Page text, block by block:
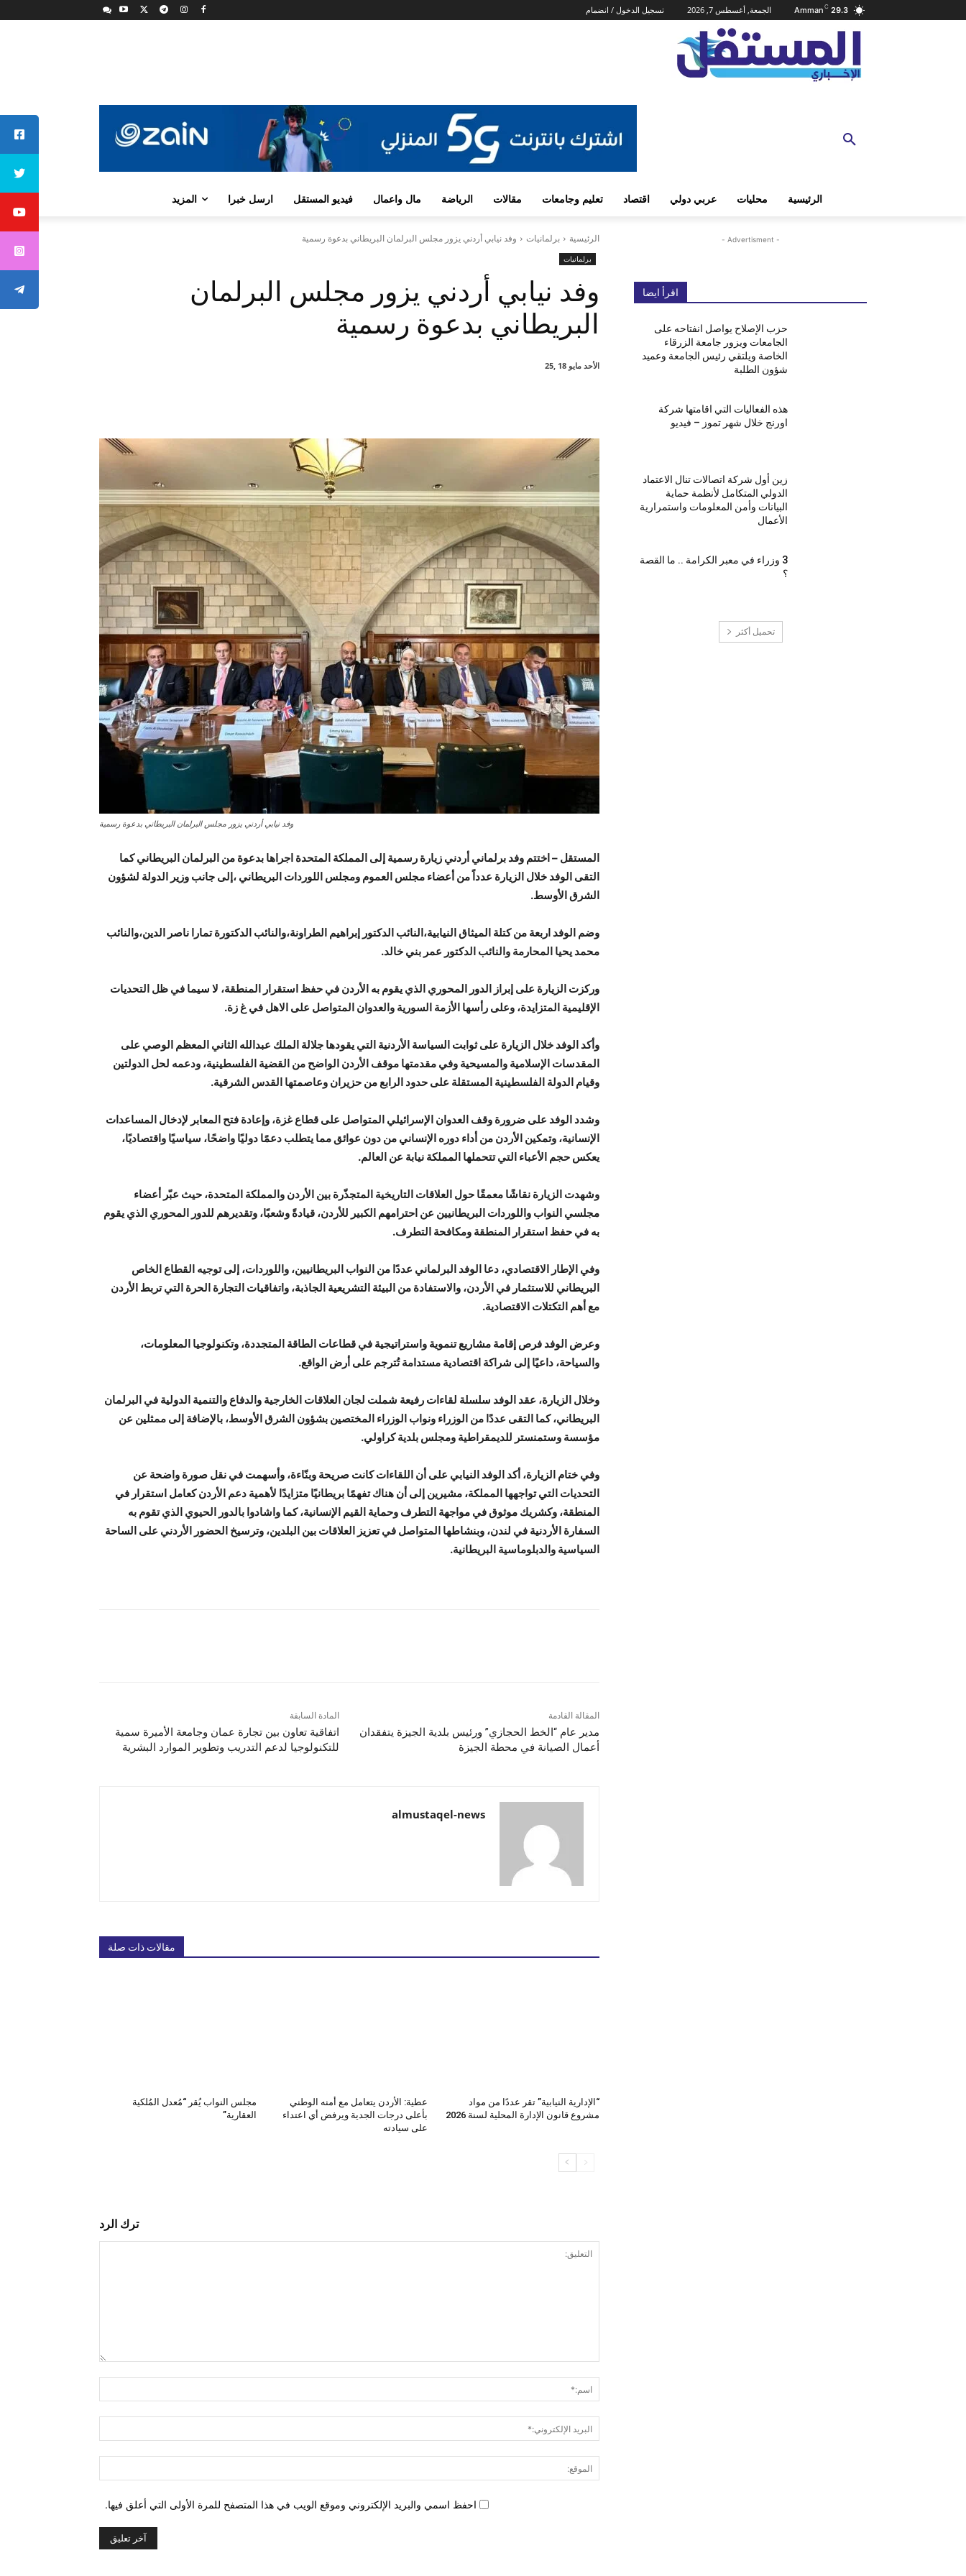
29.3
C
Amman الجمعة, أغسطس 7, 2026 تسجيل الدخول / انضمام
الرئيسية محليات عربي دولي اقتصاد تعليم وجامعات مقالات الرياضة مال واعمال فيديو المستقل ارسل خبرا المزيد
الرئيسية برلمانيات وفد نيابي أردني يزور مجلس البرلمان البريطاني بدعوة رسمية
برلمانيات
وفد نيابي أردني يزور مجلس البرلمان
البريطاني بدعوة رسمية
الأحد مايو 18 ,25
وفد نيابي أردني يزور مجلس البرلمان البريطاني بدعوة رسمية
المستقل – اختتم وفد برلماني أردني زيارة رسمية إلى المملكة المتحدة اجراها بدعوة من البرلمان البريطاني كما
التقى الوفد خلال الزيارة عدداً من أعضاء مجلس العموم ومجلس اللوردات البريطاني ،إلى جانب وزير الدولة لشؤون
الشرق الأوسط.
وضم الوفد اربعة من كتلة الميثاق النيابية،النائب الدكتور إبراهيم الطراونة،والنائب الدكتورة تمارا ناصر الدين،والنائب
محمد يحيا المحارمة والنائب الدكتور عمر بني خالد.
وركزت الزيارة على إبراز الدور المحوري الذي يقوم به الأردن في حفظ استقرار المنطقة، لا سيما في ظل التحديات
الإقليمية المتزايدة، وعلى رأسها الأزمة السورية والعدوان المتواصل على الاهل في غ زة.
وأكد الوفد خلال الزيارة على ثوابت السياسة الأردنية التي يقودها جلالة الملك عبدالله الثاني المعظم الوصي على
المقدسات الإسلامية والمسيحية وفي مقدمتها موقف الأردن الواضح من القضية الفلسطينية، ودعمه لحل الدولتين
وقيام الدولة الفلسطينية المستقلة على حدود الرابع من حزيران وعاصمتها القدس الشرقية.
وشدد الوفد على ضرورة وقف العدوان الإسرائيلي المتواصل على قطاع غزة، وإعادة فتح المعابر لإدخال المساعدات
الإنسانية، وتمكين الأردن من أداء دوره الإنساني من دون عوائق مما يتطلب دعمًا دوليًا واضحًا، سياسيًا واقتصاديًا،
يعكس حجم الأعباء التي تتحملها المملكة نيابة عن العالم.
وشهدت الزيارة نقاشًا معمقًا حول العلاقات التاريخية المتجذّرة بين الأردن والمملكة المتحدة، حيث عبّر أعضاء
مجلسي النواب واللوردات البريطانيين عن احترامهم الكبير للأردن، قيادةً وشعبًا، وتقديرهم للدور المحوري الذي يقوم
به في حفظ استقرار المنطقة ومكافحة التطرف.
وفي الإطار الاقتصادي، دعا الوفد البرلماني عددًا من النواب البريطانيين، واللوردات، إلى توجيه القطاع الخاص
البريطاني للاستثمار في الأردن، والاستفادة من البيئة التشريعية الجاذبة، واتفاقيات التجارة الحرة التي تربط الأردن
مع أهم التكتلات الاقتصادية.
وعرض الوفد فرص إقامة مشاريع تنموية واستراتيجية في قطاعات الطاقة المتجددة، وتكنولوجيا المعلومات،
والسياحة، داعيًا إلى شراكة اقتصادية مستدامة تُترجم على أرض الواقع.
وخلال الزيارة، عقد الوفد سلسلة لقاءات رفيعة شملت لجان العلاقات الخارجية والدفاع والتنمية الدولية في البرلمان
البريطاني، كما التقى عددًا من الوزراء ونواب الوزراء المختصين بشؤون الشرق الأوسط، بالإضافة إلى ممثلين عن
مؤسسة وستمنستر للديمقراطية ومجلس بلدية كراولي.
وفي ختام الزيارة، أكد الوفد النيابي على أن اللقاءات كانت صريحة وبنّاءة، وأسهمت في نقل صورة واضحة عن
التحديات التي تواجهها المملكة، مشيرين إلى أن هناك تفهمًا بريطانيًا متزايدًا لأهمية دعم الأردن كعامل استقرار في
المنطقة، وكشريك موثوق في مواجهة التطرف وحماية القيم الإنسانية، كما واشادوا بالدور الحيوي الذي تقوم به
السفارة الأردنية في لندن، وبنشاطها المتواصل في تعزيز العلاقات بين البلدين، وترسيخ الحضور الأردني على الساحة
السياسية والدبلوماسية البريطانية.
المادة السابقة
اتفاقية تعاون بين تجارة عمان وجامعة الأميرة سمية
للتكنولوجيا لدعم التدريب وتطوير الموارد البشرية
المقالة القادمة
مدير عام “الخط الحجازي” ورئيس بلدية الجيزة يتفقدان
أعمال الصيانة في محطة الجيزة
almustaqel-news
مقالات ذات صلة
“الإدارية النيابية” تقر عددًا من مواد
مشروع قانون الإدارة المحلية لسنة 2026
عطية: الأردن يتعامل مع أمنه الوطني
بأعلى درجات الجدية ويرفض أي اعتداء
على سيادته
مجلس النواب يُقر “مُعدل المُلكية
العقارية”
ترك الرد
الإلكتروني:*
احفظ اسمي والبريد الإلكتروني وموقع الويب في هذا المتصفح للمرة الأولى التي أعلق فيها.
- Advertisment -
اقرأ ايضا
حزب الإصلاح يواصل انفتاحه على
الجامعات ويزور جامعة الزرقاء
الخاصة ويلتقي رئيس الجامعة وعميد
شؤون الطلبة
هذه الفعاليات التي اقامتها شركة
اورنج خلال شهر تموز – فيديو
زين أول شركة اتصالات تنال الاعتماد
الدولي المتكامل لأنظمة حماية
البيانات وأمن المعلومات واستمرارية
الأعمال
3 وزراء في معبر الكرامة .. ما القصة
؟
تحميل أكثر